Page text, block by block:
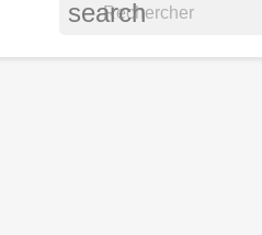
search